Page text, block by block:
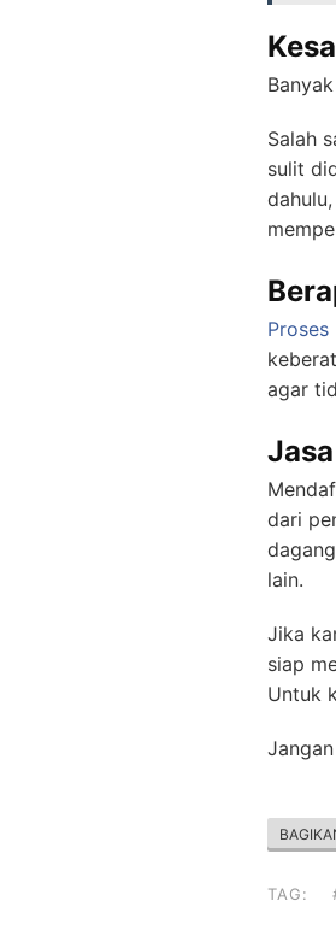
Salah
sulit
agar
dari
lain.
Jika
siap
Untuk
TAG: